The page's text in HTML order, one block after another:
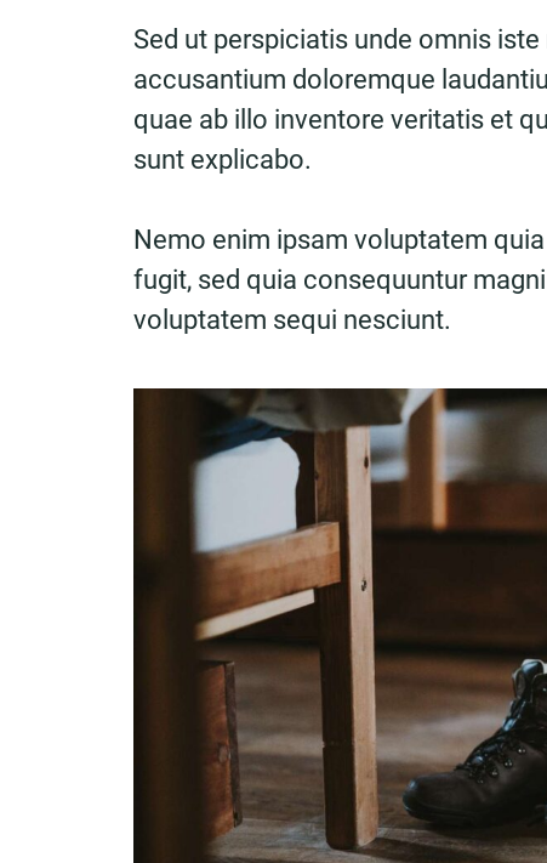
Sed ut perspiciatis unde omnis
accusantium doloremque
quae ab illo inventore veritatis et
sunt explicabo.
Nemo enim ipsam voluptatem
fugit, sed quia consequuntur
voluptatem sequi nesciunt.